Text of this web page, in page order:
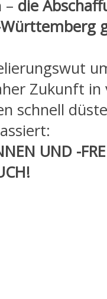
– die
Zukunft in
schnell
UND -